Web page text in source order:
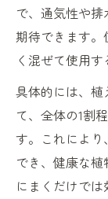
で、通気性や
期待できます。
く混ぜて使用す
具体的には、
て、全体の1割
す。これによ
でき、健康な
にまくだけで